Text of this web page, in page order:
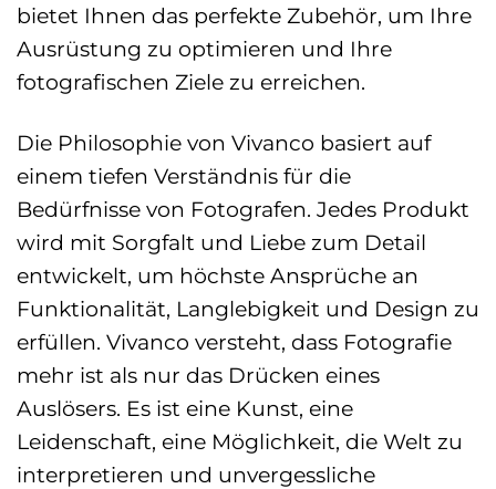
bietet Ihnen das perfekte Zubehör, um Ihre
Ausrüstung zu optimieren und Ihre
fotografischen Ziele zu erreichen.
Die Philosophie von Vivanco basiert auf
einem tiefen Verständnis für die
Bedürfnisse von Fotografen. Jedes Produkt
wird mit Sorgfalt und Liebe zum Detail
entwickelt, um höchste Ansprüche an
Funktionalität, Langlebigkeit und Design zu
erfüllen. Vivanco versteht, dass Fotografie
mehr ist als nur das Drücken eines
Auslösers. Es ist eine Kunst, eine
Leidenschaft, eine Möglichkeit, die Welt zu
interpretieren und unvergessliche